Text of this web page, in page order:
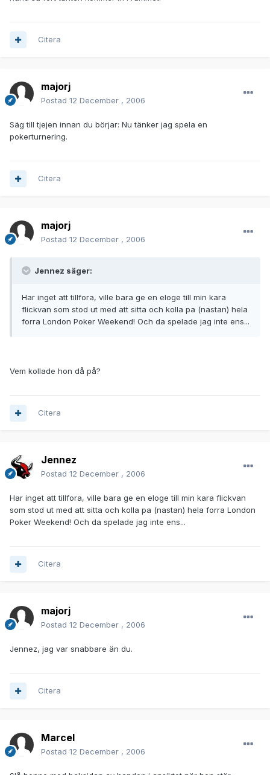
Citera
majorj
Postad 12 December , 2006
Säg till tjejen innan du börjar: Nu tänker jag spela en
pokerturnering.
Citera
majorj
Postad 12 December , 2006
Jennez säger:
Har inget att tillfora, ville bara ge en eloge till min kara
flickvan som stod ut med att sitta och kolla pa (nastan) hela
forra London Poker Weekend! Och da spelade jag inte ens...
Vem kollade hon då på?
Citera
Jennez
Postad 12 December , 2006
Har inget att tillfora, ville bara ge en eloge till min kara flickvan
som stod ut med att sitta och kolla pa (nastan) hela forra London
Poker Weekend! Och da spelade jag inte ens...
Citera
majorj
Postad 12 December , 2006
Jennez, jag var snabbare än du.
Citera
Marcel
Postad 12 December , 2006